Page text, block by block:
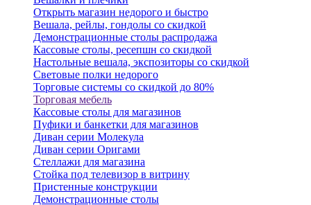
Открыть магазин недорого и быстро
Вешала, рейлы, гондолы со скидкой
Демонстрационные столы распродажа
Кассовые столы, ресепшн со скидкой
Настольные вешала, экспозиторы со скидкой
Световые полки недорого
Торговые системы со скидкой до 80%
Торговая мебель
Кассовые столы для магазинов
Пуфики и банкетки для магазинов
Диван серии Молекула
Диван серии Оригами
Стеллажи для магазина
Стойка под телевизор в витрину
Пристенные конструкции
Демонстрационные столы